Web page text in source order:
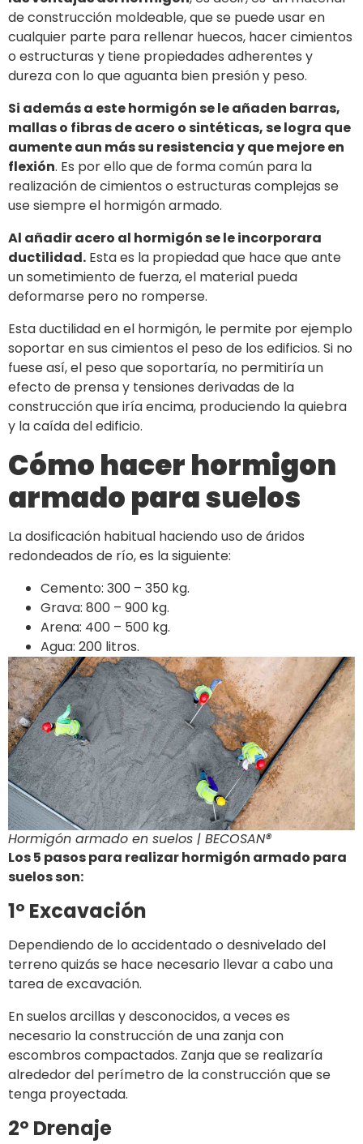
de construcción moldeable, que se puede usar en
cualquier parte para rellenar huecos, hacer cimientos
o estructuras y tiene propiedades adherentes y
dureza con lo que aguanta bien presión y peso.
Si además a este hormigón se le añaden barras,
mallas o fibras de acero o sintéticas, se logra que
aumente aun más su resistencia y que mejore en
flexión. Es por ello que de forma común para la
realización de cimientos o estructuras complejas se
use siempre el hormigón armado.
Al añadir acero al hormigón se le incorporara
ductilidad. Esta es la propiedad que hace que ante
un sometimiento de fuerza, el material pueda
deformarse pero no romperse.
Esta ductilidad en el hormigón, le permite por ejemplo
soportar en sus cimientos el peso de los edificios. Si no
fuese así, el peso que soportaría, no permitiría un
efecto de prensa y tensiones derivadas de la
construcción que iría encima, produciendo la quiebra
y la caída del edificio.
Cómo hacer hormigon
armado para suelos
La dosificación habitual haciendo uso de áridos
redondeados de río, es la siguiente:
Cemento: 300 – 350 kg.
Grava: 800 – 900 kg.
Arena: 400 – 500 kg.
Agua: 200 litros.
Hormigón armado en suelos | BECOSAN®
Los 5 pasos para realizar hormigón armado para
suelos son:
1º Excavación
Dependiendo de lo accidentado o desnivelado del
terreno quizás se hace necesario llevar a cabo una
tarea de excavación.
En suelos arcillas y desconocidos, a veces es
necesario la construcción de una zanja con
escombros compactados. Zanja que se realizaría
alrededor del perímetro de la construcción que se
tenga proyectada.
2º Drenaje